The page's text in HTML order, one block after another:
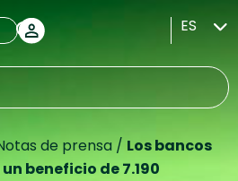
ES
de prensa / Los bancos
beneficio de 7.190